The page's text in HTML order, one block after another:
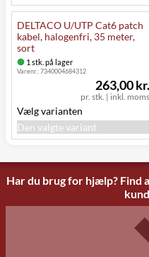
DELTACO U/UTP Cat6 patch
kabel, halogenfri, 35 meter,
sort
1 stk. på lager
Varenr.:7340004684312
pr. stk. | inkl. moms
263,00 kr.
Vælg varianten
Den valgte variant
Har du brug for hjælp? Find